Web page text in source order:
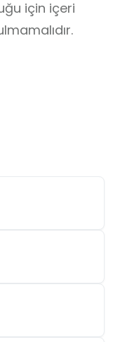
için içeri
ve mekânın